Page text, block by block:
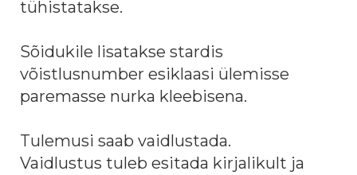
tühistatakse.
Sõidukile lisatakse stardis
võistlusnumber esiklaasi ülemisse
paremasse nurka kleebisena.
Tulemusi saab vaidlustada.
Vaidlustus tuleb esitada kirjalikult ja